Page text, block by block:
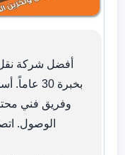
أفضل شركة
بخبرة 30
وفريق فني
الوصول.